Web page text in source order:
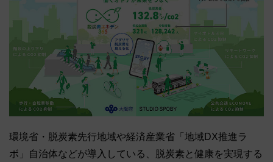
環境省・脱炭素先行地域や経済産業省「地域DX推進ラ
ボ」自治体などが導入している、脱炭素と健康を実現する